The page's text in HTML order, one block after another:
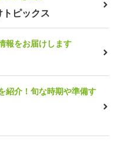
ピックス
報をお届けします
紹介！旬な時期や準備す